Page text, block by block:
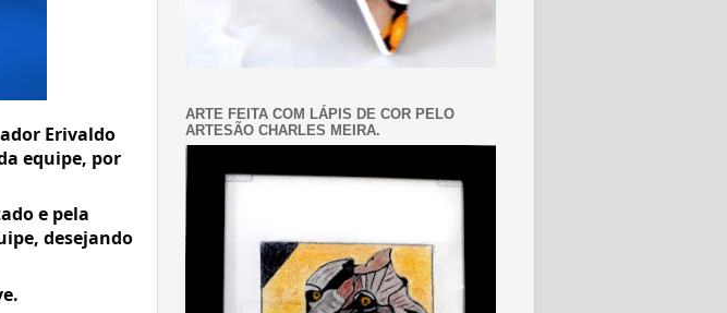
Erivaldo
equipe, por
e pela
desejando
ARTE FEITA COM LÁPIS DE COR PELO
ARTESÃO CHARLES MEIRA.